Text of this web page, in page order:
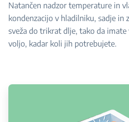
Natančen nadzor temperature in
kondenzacijo v hladilniku, sadje in
sveža do trikrat dlje, tako da imate
voljo, kadar koli jih potrebujete.